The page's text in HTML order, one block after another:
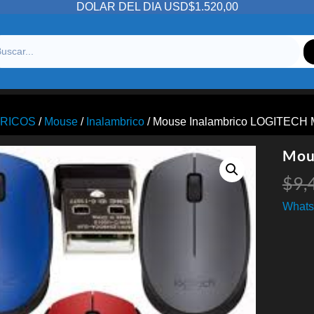
DOLAR DEL DIA USD$1.520,00
/ Mouse / Inalambrico / Mouse Inalambrico LOGITECH
$